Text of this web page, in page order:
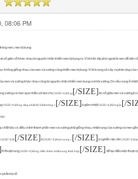
08:06 PM
men, men bị bung:
số giãn nở khác nhau là nguyên nhân khiến men bị bung ra. Vì khi đó, lớp phủ ngoài là men dễ
không giống nhau của men và xương cũng khiến men bị bung. Vì khi nung sẽ xảy ra phản ứng
men và xương khác nhau cũng là nguyên nhân khiến men bung ra khỏi xương. Do nếu nung ở nhiệt
xương và men quá nhiều sẽ làm cho[SIZE=4]độ gi [/SIZE] ãn nở giữa men và xương t
[SIZE=4]đúng: tăng nhiệt độ bất thường v [/SIZE] à giảm nhiệt[SIZE=4]đột ngột. [/
chất hữu cơ, điều chỉnh thành phần men và xương phải giống nhau, nhiệt nung của xương và men
[SIZE=4]đ [/SIZE] ã[SIZE=4]được nung v [/SIZE] à nghiền mịn nên[SIZE=4]đạt
Kĩ thuật nung[SIZE=4]đúng: điều chỉnh nhiệt nung thích hợp [/SIZE] để tạo điều kiện thuận
phẩm bị nổ: